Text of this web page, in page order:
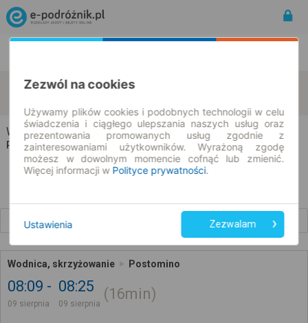
Wodnica Postomino
Wodnica → Postomino
Rozkład jazdy i bilety
Wodnica, skrzyżowanie Postomino
08:09
09 sierpnia
08:25
09 sierpnia
16min
Zezwól na cookies
Używamy plików cookies i podobnych technologii w celu
świadczenia i ciągłego ulepszania naszych usług oraz
prezentowania promowanych usług zgodnie z
zainteresowaniami użytkowników. Wyrażoną zgodę
możesz w dowolnym momencie cofnąć lub zmienić.
Więcej informacji w Polityce prywatności.
Ustawienia Zezwalam